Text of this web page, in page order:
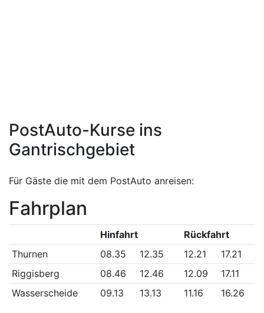
PostAuto-Kurse ins
Gantrischgebiet
Für Gäste die mit dem PostAuto anreisen:
Fahrplan
Hinfahrt
Rückfahrt
Thurnen
08.35 12.35 12.21
17.21
Riggisberg
08.46 12.46 12.09
17.11
Wasserscheide
09.13 13.13 11.16 16.26